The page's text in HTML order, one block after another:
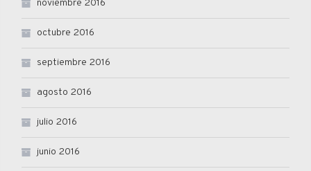
noviembre 2016
octubre 2016
septiembre 2016
agosto 2016
julio 2016
junio 2016